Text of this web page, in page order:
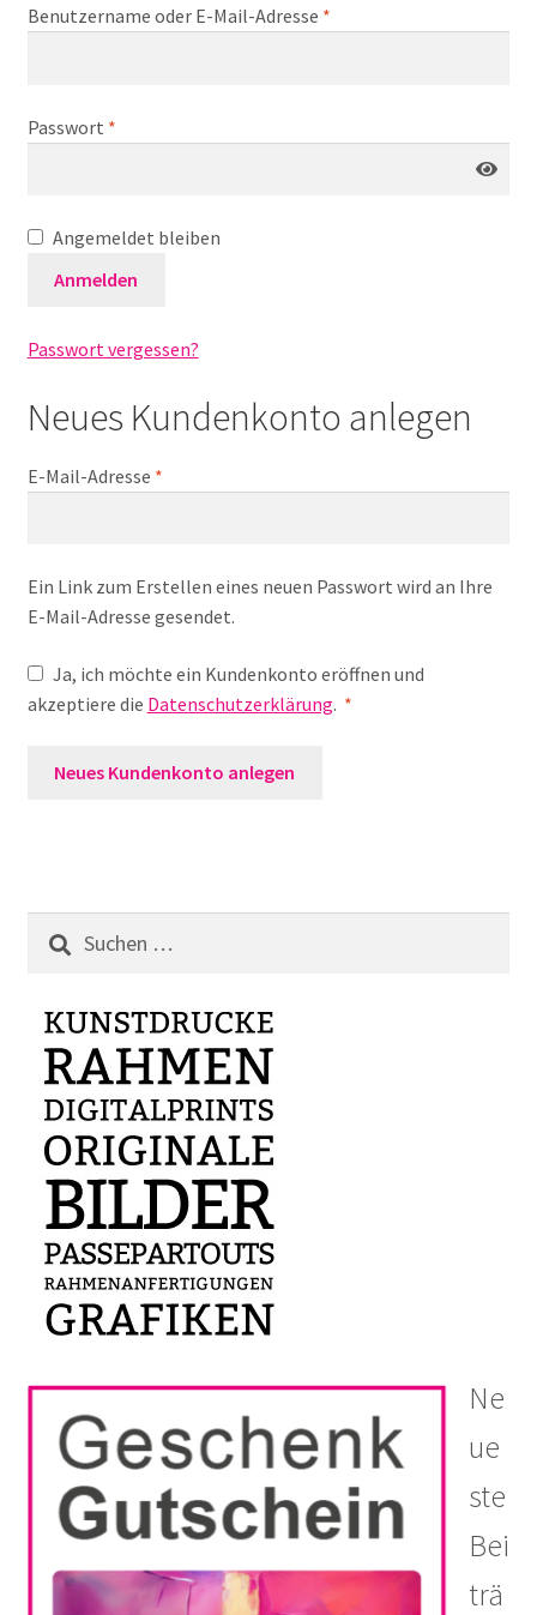
Galerie
öffnen
Warenkorb
✆ Service-Telefon 089 / 2323700
Benutzername oder E-Mail-Adresse *Erforderlich
Passwort *Erforderlich
Angemeldet bleiben
Anmelden
Passwort vergessen?
Neues Kundenkonto anlegen
E-Mail-Adresse *Erforderlich
Ein Link zum Erstellen eines neuen Passwort wird an Ihre
E-Mail-Adresse gesendet.
Ja, ich möchte ein Kundenkonto eröffnen und
akzeptiere die Datenschutzerklärung. *Erforderlich
Neues Kundenkonto anlegen
Suchen
nach:
Ne
ue
ste
Bei
trä